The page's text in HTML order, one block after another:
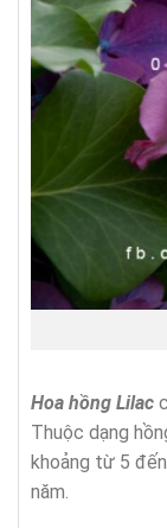
Hoa hồng Lilac
Thuộc dạng
khoảng từ 5
năm.